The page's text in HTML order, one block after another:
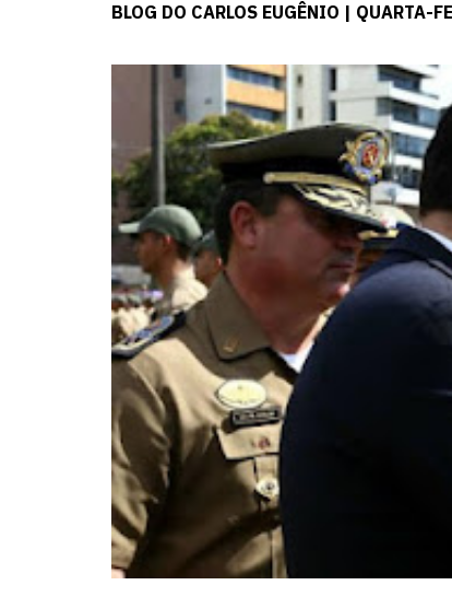
BLOG DO CARLOS EUGÊNIO | QUARTA-